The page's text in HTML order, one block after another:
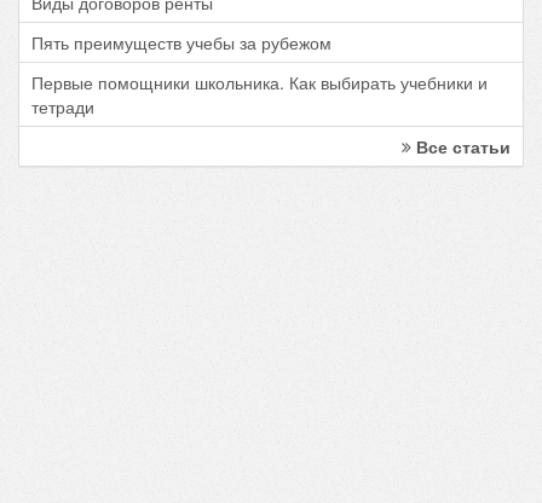
Пять преимуществ учебы за рубежом
Первые помощники школьника. Как выбирать учебники и
тетради
Все статьи